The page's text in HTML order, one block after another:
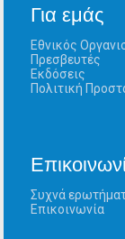
Για εμάς
Εθνικός
Πρεσβευτές
Εκδόσεις
Πολιτική
Συχνά
Επικοινωνία